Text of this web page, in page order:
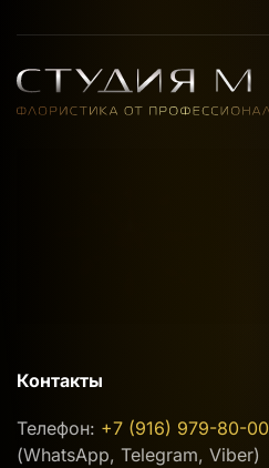
Контакты
Телефон: +7 (916) 979-80-00
(WhatsApp, Telegram, Viber)